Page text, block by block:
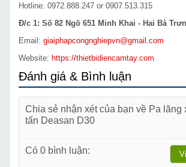
Hotline: 0972.888.247 or 0907.513.315
Đ/c 1: Số 82 Ngõ 651 Minh Khai - Hai Bà
Email: giaiphapcongnghiepvn@gmail.com
Website: https://thietbidiencamtay.com
Đánh giá & Bình luận
Chia sẻ nhận xét của bạn về Pa lăng
tấn Deasan D30
Có 0 bình luận: